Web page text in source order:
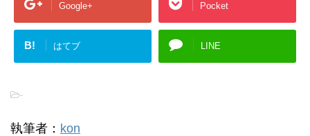
Google+ Pocket
B! はてブ LINE
-
執筆者： kon